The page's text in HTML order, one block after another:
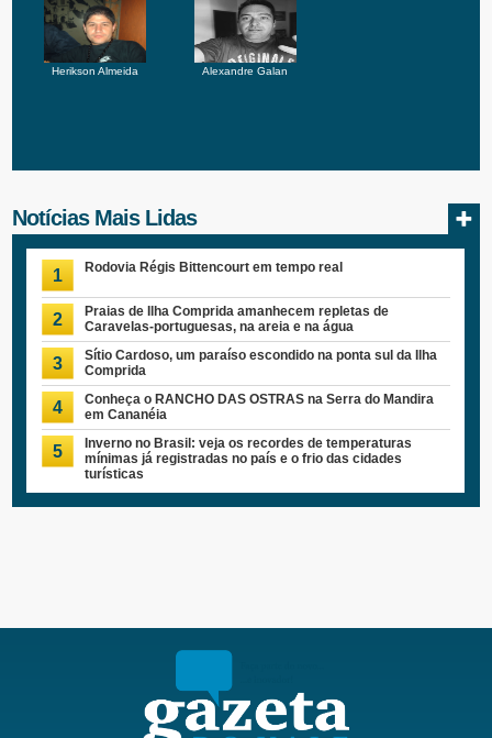
Herikson Almeida Alexandre Galan
Notícias Mais Lidas
1 Rodovia Régis Bittencourt em tempo real
2
Praias de Ilha Comprida amanhecem repletas de
Caravelas-portuguesas, na areia e na água
3
Sítio Cardoso, um paraíso escondido na ponta sul da Ilha
Comprida
4
Conheça o RANCHO DAS OSTRAS na Serra do Mandira
em Cananéia
5
Inverno no Brasil: veja os recordes de temperaturas
mínimas já registradas no país e o frio das cidades
turísticas